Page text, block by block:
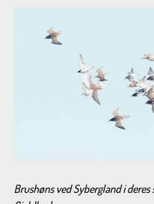
Brushøns ved Sybergland i